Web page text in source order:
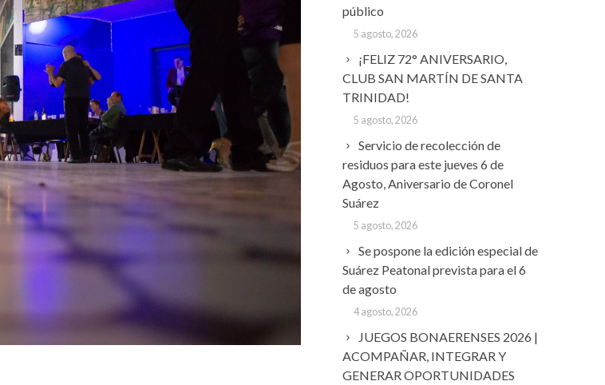
público
5 agosto, 2026
¡FELIZ 72° ANIVERSARIO,
CLUB SAN MARTÍN DE SANTA
TRINIDAD!
5 agosto, 2026
Servicio de recolección de
residuos para este jueves 6 de
Agosto, Aniversario de Coronel
Suárez
5 agosto, 2026
Se pospone la edición especial de
Suárez Peatonal prevista para el 6
de agosto
4 agosto, 2026
JUEGOS BONAERENSES 2026 |
ACOMPAÑAR, INTEGRAR Y
GENERAR OPORTUNIDADES